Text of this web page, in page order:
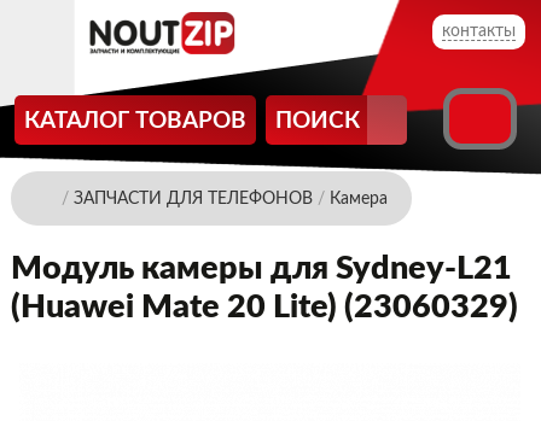
контакты
КАТАЛОГ ТОВАРОВ ПОИСК
/ ЗАПЧАСТИ ДЛЯ ТЕЛЕФОНОВ/ Камера
Модуль камеры для Sydney-L21
(Huawei Mate 20 Lite) (23060329)